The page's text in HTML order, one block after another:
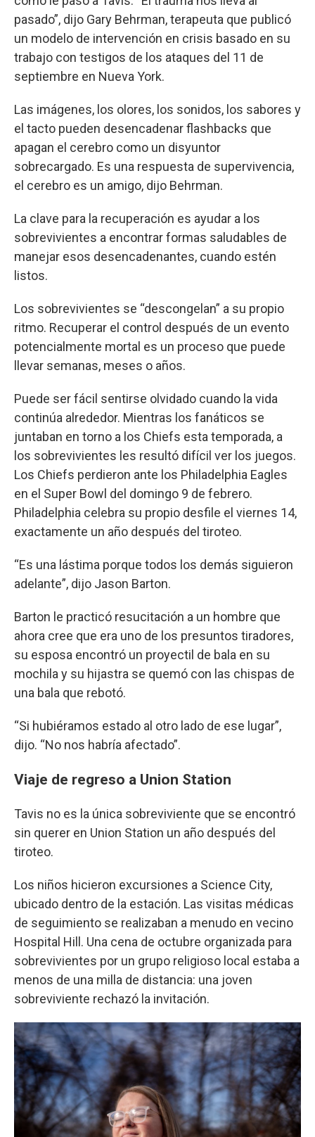
pasado”, dijo Gary Behrman, terapeuta que publicó
un modelo de intervención en crisis basado en su
trabajo con testigos de los ataques del 11 de
septiembre en Nueva York.
Las imágenes, los olores, los sonidos, los sabores y
el tacto pueden desencadenar flashbacks que
apagan el cerebro como un disyuntor
sobrecargado. Es una respuesta de supervivencia,
el cerebro es un amigo, dijo Behrman.
La clave para la recuperación es ayudar a los
sobrevivientes a encontrar formas saludables de
manejar esos desencadenantes, cuando estén
listos.
Los sobrevivientes se “descongelan” a su propio
ritmo. Recuperar el control después de un evento
potencialmente mortal es un proceso que puede
llevar semanas, meses o años.
Puede ser fácil sentirse olvidado cuando la vida
continúa alrededor. Mientras los fanáticos se
juntaban en torno a los Chiefs esta temporada, a
los sobrevivientes les resultó difícil ver los juegos.
Los Chiefs perdieron ante los Philadelphia Eagles
en el Super Bowl del domingo 9 de febrero.
Philadelphia celebra su propio desfile el viernes 14,
exactamente un año después del tiroteo.
“Es una lástima porque todos los demás siguieron
adelante”, dijo Jason Barton.
Barton le practicó resucitación a un hombre que
ahora cree que era uno de los presuntos tiradores,
su esposa encontró un proyectil de bala en su
mochila y su hijastra se quemó con las chispas de
una bala que rebotó.
“Si hubiéramos estado al otro lado de ese lugar”,
dijo. “No nos habría afectado”.
Viaje de regreso a Union Station
Tavis no es la única sobreviviente que se encontró
sin querer en Union Station un año después del
tiroteo.
Los niños hicieron excursiones a Science City,
ubicado dentro de la estación. Las visitas médicas
de seguimiento se realizaban a menudo en vecino
Hospital Hill. Una cena de octubre organizada para
sobrevivientes por un grupo religioso local estaba a
menos de una milla de distancia: una joven
sobreviviente rechazó la invitación.